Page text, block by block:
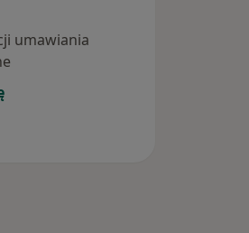
umawiania